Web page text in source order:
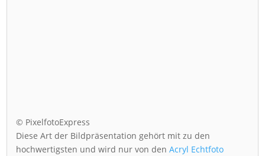
© PixelfotoExpress
Diese Art der Bildpräsentation gehört mit zu den
hochwertigsten und wird nur von denAcryl Echtfoto